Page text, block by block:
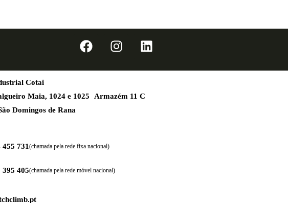
Cotai
Maia, 1024 e 1025 Armazém 11 C
Domingos de Rana
731 (chamada pela rede fixa nacional)
395 405(chamada pela rede móvel nacional)